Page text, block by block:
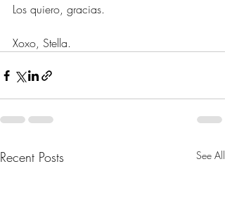
Los quiero, gracias.
Xoxo, Stella.
Recent Posts See All